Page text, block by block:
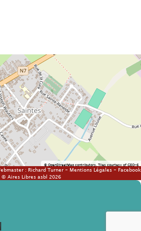
©OpenStreetMapcontributors. Tiles courtesy ofGEO-6
: Richard Turner - Mentions Légales - Facebook
Aires Libres asbl 2026